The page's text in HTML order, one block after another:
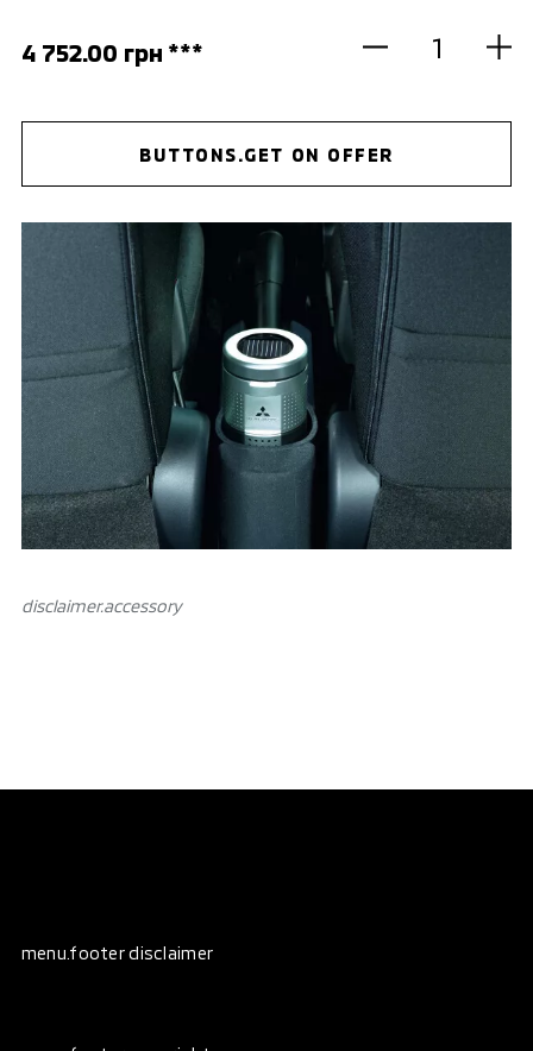
4 752.00 грн ***
BUTTONS.GET ON OFFER
disclaimer.аccessory
menu.footer disclaimer